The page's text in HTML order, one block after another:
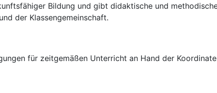
Bildung und gibt didaktische und
der Klassengemeinschaft.
für zeitgemäßen Unterricht an Hand der